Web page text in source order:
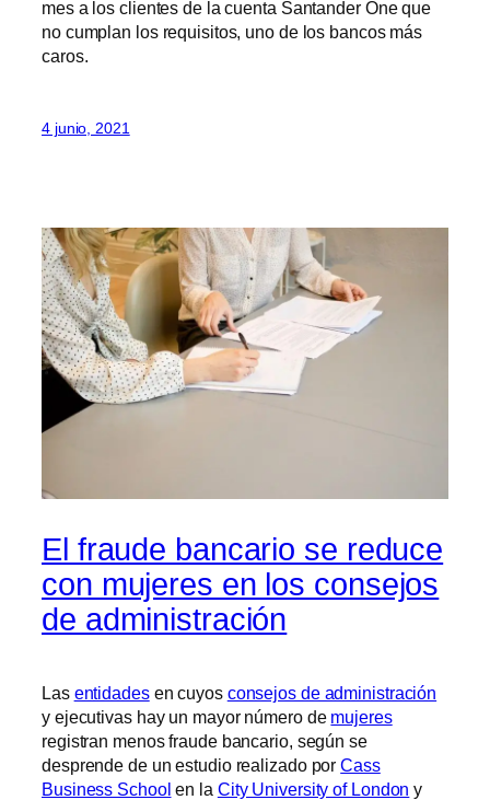
mes a los clientes de la cuenta Santander One que
no cumplan los requisitos, uno de los bancos más
caros.
4 junio, 2021
El fraude bancario se reduce
con mujeres en los consejos
de administración
Las entidadesen cuyos consejos de administración
y ejecutivas hay un mayor número de mujeres
registran menos fraude bancario, según se
desprende de un estudio realizado porCass
Business School en la City University of London y